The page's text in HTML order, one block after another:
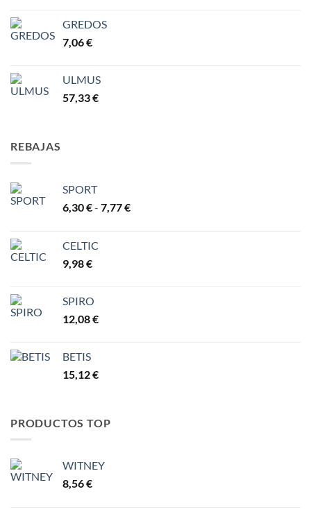
GREDOS
7,06€
ULMUS
57,33€
REBAJAS
SPORT
6,30€- 7,77€Rango
CELTIC
9,98€
SPIRO
12,08€
BETIS
15,12€
PRODUCTOS TOP
WITNEY
8,56€